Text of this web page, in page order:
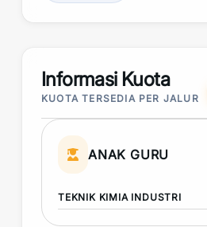
Informasi Kuota
KUOTA TERSEDIA PER JALUR
ANAK GURU
TEKNIK KIMIA INDUSTRI